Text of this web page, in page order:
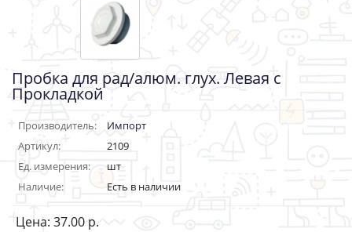
Пробка для рад/алюм. глух. Левая с
Прокладкой
Производитель:
Импорт
Артикул:
2109
Ед. измерения:
шт
Наличие:
Есть в наличии
Цена: 37.00 р.